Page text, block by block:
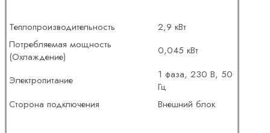
Теплопроизводительность
2,9 кВт
Потребляемая мощность
(Охлаждение)
0,045 кВт
Электропитание
1 фаза, 230 В, 50
Гц
Сторона подключения
Внешний блок